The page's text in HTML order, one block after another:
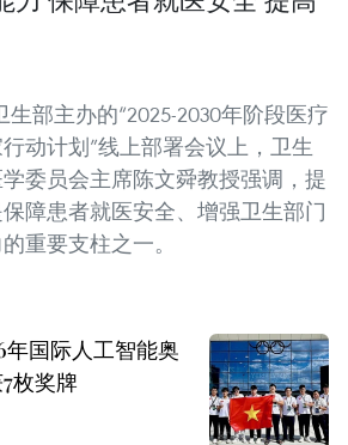
生部主办的“2025-2030年阶段医疗
动计划”线上部署会议上，卫生
委员会主席陈文舜教授强调，提
障患者就医安全、增强卫生部门
重要支柱之一。
国际人工智能奥
枚奖牌